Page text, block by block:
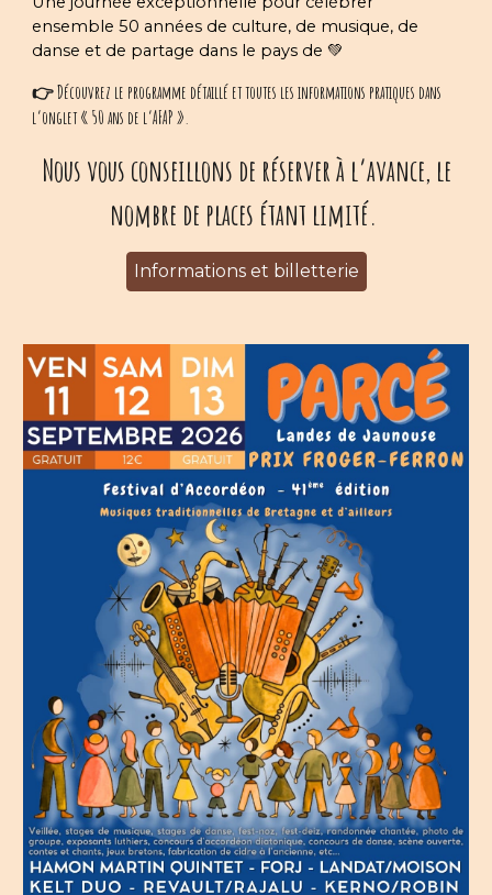
ensemble 50 années de culture, de musique, de
danse et de partage dans le pays de 💚
👉 Découvrez le programme détaillé et toutes les informations pratiques dans
l’onglet « 50 ans de l’AFAP ».
Nous vous conseillons de réserver à l’avance, le
nombre de places étant limité.
Informations et billetterie